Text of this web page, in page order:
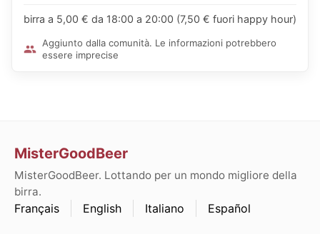
birra a 5,00 € da 18:00 a 20:00 (7,50 € fuori happy hour)
Aggiunto dalla comunità. Le informazioni potrebbero
essere imprecise
MisterGoodBeer
MisterGoodBeer. Lottando per un mondo migliore della
birra.
Français English Italiano Español